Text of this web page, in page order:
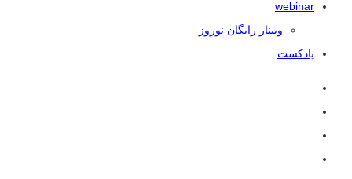
webinar
وبینار رایگان نوروز
پادکست